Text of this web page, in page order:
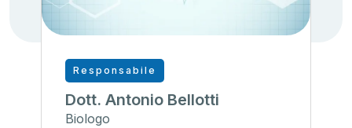
Responsabile
Dott. Antonio Bellotti
Biologo